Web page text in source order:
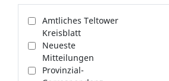
Amtliches Teltower
Kreisblatt
Neueste
Mitteilungen
Provinzial-